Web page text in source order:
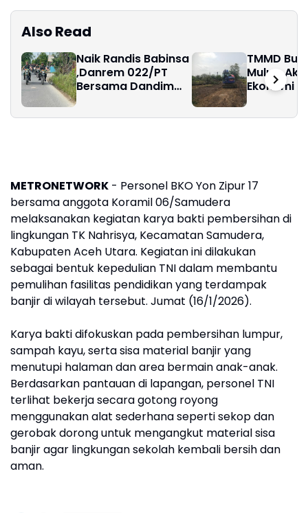
Also Read
Naik Randis Babinsa
,Danrem 022/PT
Bersama Dandim
Sasaran Fisik TMMD
TMMD
Mulus,
Ekonomi
METRONETWORK - Personel BKO Yon Zipur 17
bersama anggota Koramil 06/Samudera
melaksanakan kegiatan karya bakti pembersihan di
lingkungan TK Nahrisya, Kecamatan Samudera,
Kabupaten Aceh Utara. Kegiatan ini dilakukan
sebagai bentuk kepedulian TNI dalam membantu
pemulihan fasilitas pendidikan yang terdampak
banjir di wilayah tersebut. Jumat (16/1/2026).
Karya bakti difokuskan pada pembersihan lumpur,
sampah kayu, serta sisa material banjir yang
menutupi halaman dan area bermain anak-anak.
Berdasarkan pantauan di lapangan, personel TNI
terlihat bekerja secara gotong royong
menggunakan alat sederhana seperti sekop dan
gerobak dorong untuk mengangkut material sisa
banjir agar lingkungan sekolah kembali bersih dan
aman.